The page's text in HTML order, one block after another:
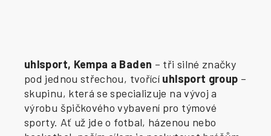
uhlsport, Kempa a Baden – tři silné značky
pod jednou střechou, tvořící uhlsport group –
skupinu, která se specializuje na vývoj a
výrobu špičkového vybavení pro týmové
sporty. Ať už jde o fotbal, házenou nebo